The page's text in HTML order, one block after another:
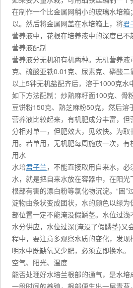
在制作一个比金属网稍小的玻璃水培
以。然后将金属网盖在水培箱上，将君
营养液中，花根在培养液中的深度已不
营养液配制
营养液分无机和有机两种。无机营养
克、硫酸亚铁0.01克、尿素克、磷酸二
以上5钟无机盐配齐后，溶于1000克水
如下方法配制：炒熟麻籽面100克、骨
豆饼粉150克、熟芝麻粉50克，然后溶
营养液比较起来，有机肥成分丰富，
分相对单一，但肥效大，见效快。为
用。若单用，无机肥每周施放一次，有
用水
水培君子兰，不能直接取用自来水，必
水，就是把自来水放在容器中，在阳
根部有害的漂白粉等氯化物沉淀。“困”
淀物由条状变成团状，水的颜色以绿为
部位置一定不能淹没假鳞茎。水位过浅
水分供应，水位过深(淹没了假鳞茎)又
程中，要注意多观察水质的变化，发
明水中既缺氧又少肥，必须立即换水。
空气、阳光、温度
能否处理好水培兰根部的通气，是水
一段时间的养殖，根部便生出一层青